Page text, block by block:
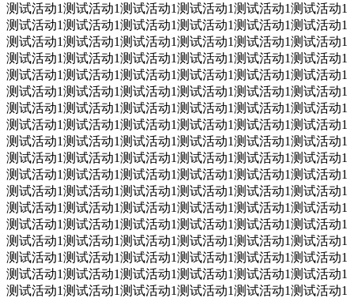
测试活动1测试活动1测试活动1测试活动1测试活动1测试活动1
测试活动1测试活动1测试活动1测试活动1测试活动1测试活动1
测试活动1测试活动1测试活动1测试活动1测试活动1测试活动1
测试活动1测试活动1测试活动1测试活动1测试活动1测试活动1
测试活动1测试活动1测试活动1测试活动1测试活动1测试活动1
测试活动1测试活动1测试活动1测试活动1测试活动1测试活动1
测试活动1测试活动1测试活动1测试活动1测试活动1测试活动1
测试活动1测试活动1测试活动1测试活动1测试活动1测试活动1
测试活动1测试活动1测试活动1测试活动1测试活动1测试活动1
测试活动1测试活动1测试活动1测试活动1测试活动1测试活动1
测试活动1测试活动1测试活动1测试活动1测试活动1测试活动1
测试活动1测试活动1测试活动1测试活动1测试活动1测试活动1
测试活动1测试活动1测试活动1测试活动1测试活动1测试活动1
测试活动1测试活动1测试活动1测试活动1测试活动1测试活动1
测试活动1测试活动1测试活动1测试活动1测试活动1测试活动1
测试活动1测试活动1测试活动1测试活动1测试活动1测试活动1
测试活动1测试活动1测试活动1测试活动1测试活动1测试活动1
测试活动1测试活动1测试活动1测试活动1测试活动1测试活动1